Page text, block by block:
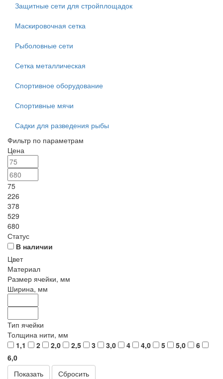
Защитные сети для стройплощадок
Маскировочная сетка
Рыболовные сети
Сетка металлическая
Спортивное оборудование
Спортивные мячи
Садки для разведения рыбы
Фильтр по параметрам
Цена
75
226
378
529
680
Статус
В наличии
Цвет
Материал
Размер ячейки, мм
Ширина, мм
Тип ячейки
Толщина нити, мм
1,1
2 2,0 2,5 3 3,0 4 4,0 5 5,0
6
6,0
Сбросить